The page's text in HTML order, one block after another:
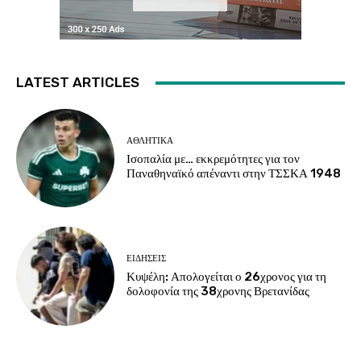
LATEST ARTICLES
ΑΘΛΗΤΙΚΑ
Ισοπαλία με… εκκρεμότητες για τον
Παναθηναϊκό απέναντι στην ΤΣΣΚΑ 1948
ΕΙΔΗΣΕΙΣ
Κυψέλη: Απολογείται ο 26χρονος για τη
δολοφονία της 38χρονης Βρετανίδας